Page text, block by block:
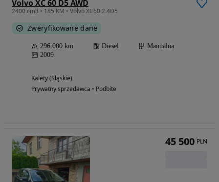
Volvo XC 60 D5 AWD
2400 cm3 • 185 KM • Volvo XC60 2.4D5
Zweryfikowane dane
296 000 km Diesel
Manualna
2009
Kalety (Śląskie)
Prywatny sprzedawca • Podbite
45 500 PLN